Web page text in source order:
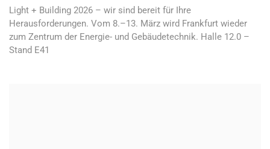
Light + Building 2026 – wir sind bereit für Ihre
Herausforderungen. Vom 8.–13. März wird Frankfurt wieder
zum Zentrum der Energie- und Gebäudetechnik. Halle 12.0 –
Stand E41